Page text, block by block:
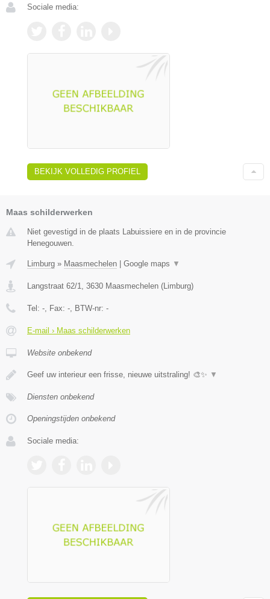
Sociale media:
BEKIJK VOLLEDIG PROFIEL
Maas schilderwerken
Niet gevestigd in de plaats Labuissiere en in de provincie
Henegouwen.
Limburg » Maasmechelen Google maps ▼
Langstraat 62/1 3630 Maasmechelen ( Limburg)
Tel: - , Fax: - , BTW-nr: -
E-mail › Maas schilderwerken
Website onbekend
Geef uw interieur een frisse, nieuwe uitstraling! 🎨✨ ▼
Diensten onbekend
Openingstijden onbekend
Sociale media: